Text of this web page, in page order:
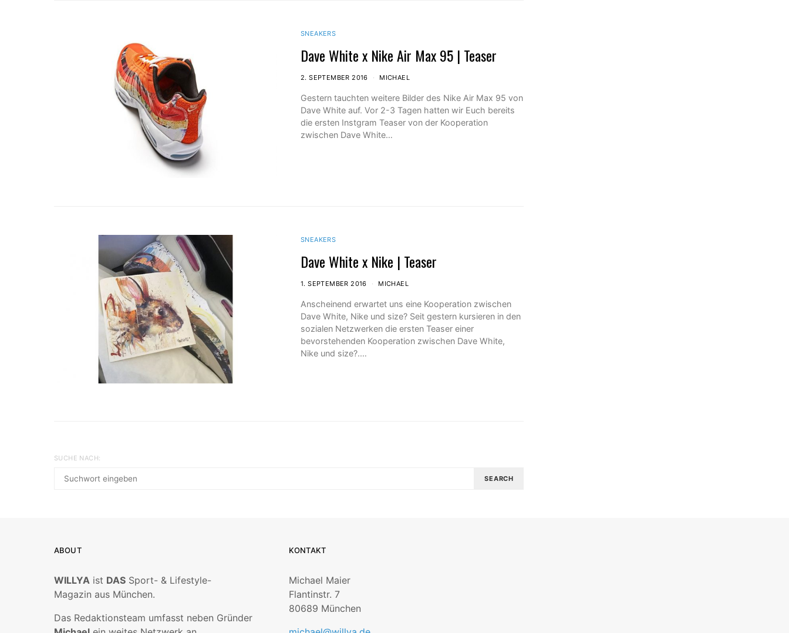
SNEAKERS
Dave White x Nike Air Max 95 | Teaser
2. SEPTEMBER 2016 MICHAEL
Gestern tauchten weitere Bilder des Nike Air Max 95 von
Dave White auf. Vor 2-3 Tagen hatten wir Euch bereits
die ersten Instgram Teaser von der Kooperation
zwischen Dave White…
SNEAKERS
Dave White x Nike | Teaser
1. SEPTEMBER 2016 MICHAEL
Anscheinend erwartet uns eine Kooperation zwischen
Dave White, Nike und size? Seit gestern kursieren in den
sozialen Netzwerken die ersten Teaser einer
bevorstehenden Kooperation zwischen Dave White,
Nike und size?.…
SUCHE NACH:
SEARCH
ABOUT
WILLYA ist DAS Sport- & Lifestyle-
Magazin aus München.
Das Redaktionsteam umfasst neben Gründer
KONTAKT
Michael Maier
Flantinstr. 7
80689 München